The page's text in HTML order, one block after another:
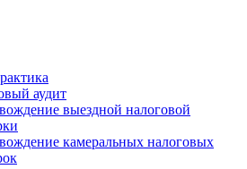
аудит
выездной налоговой
камеральных налоговых